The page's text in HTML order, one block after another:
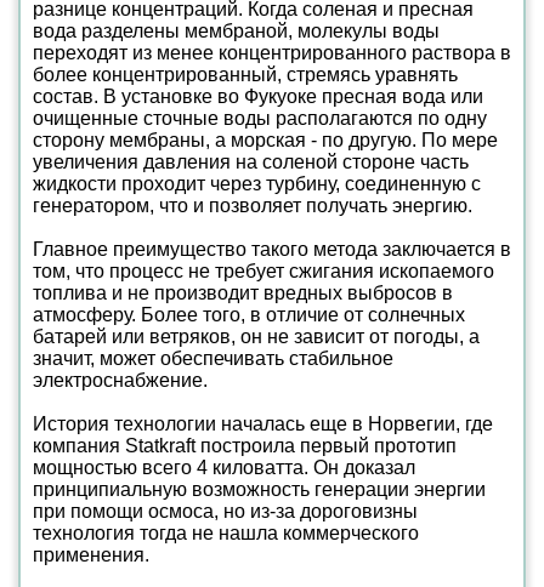
разнице концентраций. Когда соленая и пресная
вода разделены мембраной, молекулы воды
переходят из менее концентрированного раствора в
более концентрированный, стремясь уравнять
состав. В установке во Фукуоке пресная вода или
очищенные сточные воды располагаются по одну
сторону мембраны, а морская - по другую. По мере
увеличения давления на соленой стороне часть
жидкости проходит через турбину, соединенную с
генератором, что и позволяет получать энергию.
Главное преимущество такого метода заключается в
том, что процесс не требует сжигания ископаемого
топлива и не производит вредных выбросов в
атмосферу. Более того, в отличие от солнечных
батарей или ветряков, он не зависит от погоды, а
значит, может обеспечивать стабильное
электроснабжение.
История технологии началась еще в Норвегии, где
компания Statkraft построила первый прототип
мощностью всего 4 киловатта. Он доказал
принципиальную возможность генерации энергии
при помощи осмоса, но из-за дороговизны
технология тогда не нашла коммерческого
применения.